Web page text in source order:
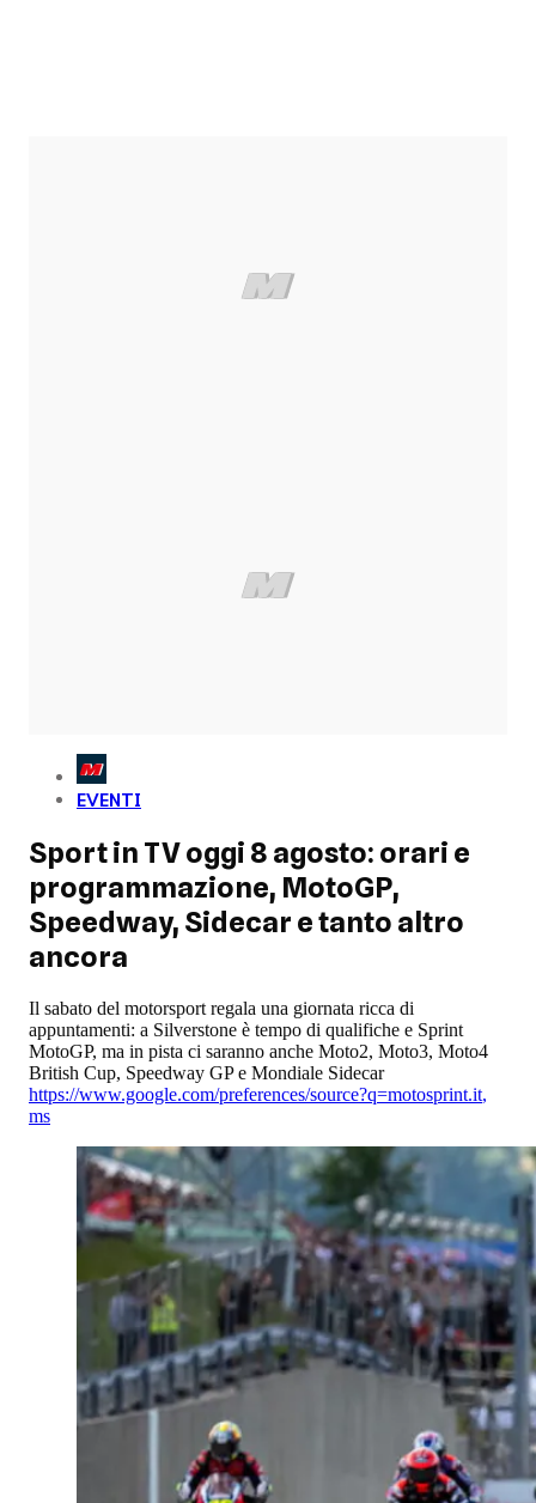
EVENTI
Sport in TV oggi 8 agosto: orari e
programmazione, MotoGP,
Speedway, Sidecar e tanto altro
ancora
Il sabato del motorsport regala una giornata ricca di
appuntamenti: a Silverstone è tempo di qualifiche e Sprint
MotoGP, ma in pista ci saranno anche Moto2, Moto3, Moto4
British Cup, Speedway GP e Mondiale Sidecar
https://www.google.com/preferences/source?q=motosprint.it,
ms